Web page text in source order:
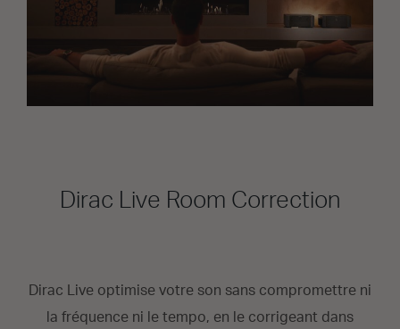
Dirac Live Room Correction
Dirac Live optimise votre son sans compromettre ni
la fréquence ni le tempo, en le corrigeant dans